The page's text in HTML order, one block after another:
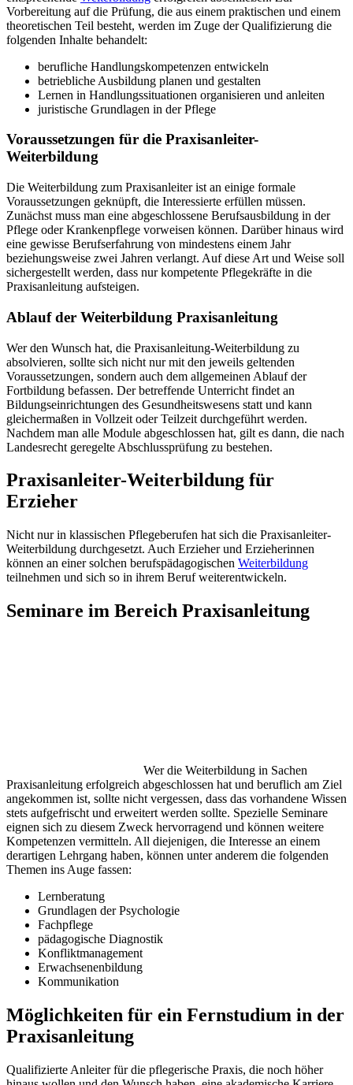
Vorbereitung auf die Prüfung, die aus einem praktischen und einem
theoretischen Teil besteht, werden im Zuge der Qualifizierung die
folgenden Inhalte behandelt:
berufliche Handlungskompetenzen entwickeln
betriebliche Ausbildung planen und gestalten
Lernen in Handlungssituationen organisieren und anleiten
juristische Grundlagen in der Pflege
Voraussetzungen für die Praxisanleiter-
Weiterbildung
Die Weiterbildung zum Praxisanleiter ist an einige formale
Voraussetzungen geknüpft, die Interessierte erfüllen müssen.
Zunächst muss man eine abgeschlossene Berufsausbildung in der
Pflege oder Krankenpflege vorweisen können. Darüber hinaus wird
eine gewisse Berufserfahrung von mindestens einem Jahr
beziehungsweise zwei Jahren verlangt. Auf diese Art und Weise soll
sichergestellt werden, dass nur kompetente Pflegekräfte in die
Praxisanleitung aufsteigen.
Ablauf der Weiterbildung Praxisanleitung
Wer den Wunsch hat, die Praxisanleitung-Weiterbildung zu
absolvieren, sollte sich nicht nur mit den jeweils geltenden
Voraussetzungen, sondern auch dem allgemeinen Ablauf der
Fortbildung befassen. Der betreffende Unterricht findet an
Bildungseinrichtungen des Gesundheitswesens statt und kann
gleichermaßen in Vollzeit oder Teilzeit durchgeführt werden.
Nachdem man alle Module abgeschlossen hat, gilt es dann, die nach
Landesrecht geregelte Abschlussprüfung zu bestehen.
Praxisanleiter-Weiterbildung für
Erzieher
Nicht nur in klassischen Pflegeberufen hat sich die Praxisanleiter-
Weiterbildung durchgesetzt. Auch Erzieher und Erzieherinnen
können an einer solchen berufspädagogischen Weiterbildung
teilnehmen und sich so in ihrem Beruf weiterentwickeln.
Seminare im Bereich Praxisanleitung
Wer die Weiterbildung in Sachen
Praxisanleitung erfolgreich abgeschlossen hat und beruflich am Ziel
angekommen ist, sollte nicht vergessen, dass das vorhandene Wissen
stets aufgefrischt und erweitert werden sollte. Spezielle Seminare
eignen sich zu diesem Zweck hervorragend und können weitere
Kompetenzen vermitteln. All diejenigen, die Interesse an einem
derartigen Lehrgang haben, können unter anderem die folgenden
Themen ins Auge fassen:
Lernberatung
Grundlagen der Psychologie
Fachpflege
pädagogische Diagnostik
Konfliktmanagement
Erwachsenenbildung
Kommunikation
Möglichkeiten für ein Fernstudium in der
Praxisanleitung
Qualifizierte Anleiter für die pflegerische Praxis, die noch höher